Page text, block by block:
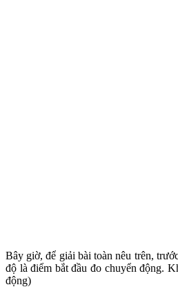
Bây giờ, để giải bài toàn nêu trên,
độ là điểm bắt đầu đo chuyển động.
động)